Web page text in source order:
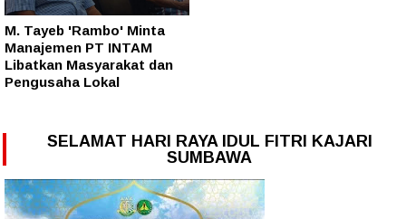
M. Tayeb 'Rambo' Minta
Manajemen PT INTAM
Libatkan Masyarakat dan
Pengusaha Lokal
SELAMAT HARI RAYA IDUL FITRI KAJARI
SUMBAWA